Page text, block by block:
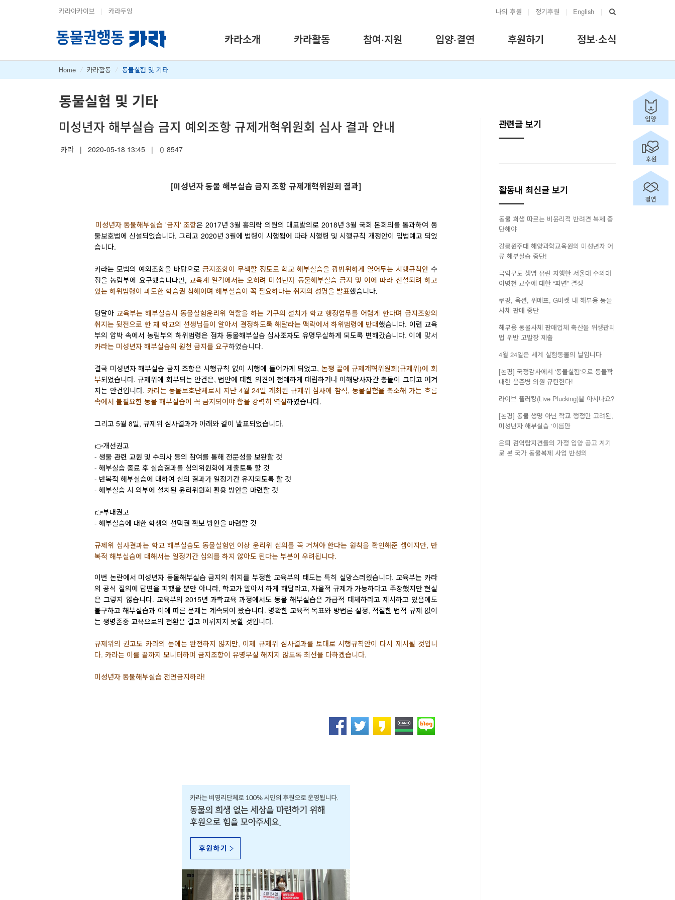
카라아카이브 | 카라두잉 나의 후원 | 정기후원 | English |
카라소개 카라활동 참여·지원 입양·결연 후원하기 정보·소식
Home / 카라활동 / 동물실험 및 기타
동물실험 및 기타
미성년자 해부실습 금지 예외조항 규제개혁위원회 심사 결과 안내
카라 | 2020-05-18 13:45 | 8547
[미성년자 동물 해부실습 금지 조항 규제개혁위원회 결과]
미성년자 동물해부실습 '금지' 조항은 2017년 3월 홍의락 의원의 대표발의로 2018년 3월 국회 본회의를 통과하여 동
물보호법에 신설되었습니다. 그리고 2020년 3월에 법령이 시행됨에 따라 시행령 및 시행규칙 개정안이 입법예고 되었
습니다.
카라는 모법의 예외조항을 바탕으로 금지조항이 무색할 정도로 학교 해부실습을 광범위하게 열어두는 시행규칙안수
정을 농림부에 요구했습니다만, 교육계 일각에서는 오히려 미성년자 동물해부실습 금지 및 이에 따라 신설되려 하고
있는 하위법령이 과도한 학습권 침해이며 해부실습이 꼭 필요하다는 취지의 성명을 발표했습니다.
덩달아 교육부는 해부실습시 동물실험윤리위 역할을 하는 기구의 설치가 학교 행정업무를 어렵게 한다며 금지조항의
취지는 뒷전으로 한 채 학교의 선생님들이 알아서 결정하도록 해달라는 맥락에서 하위법령에 반대했습니다. 이런 교육
부의 압박 속에서 농림부의 하위법령은 점차 동물해부실습 심사조차도 유명무실하게 되도록 변해갔습니다. 이에 맞서
카라는 미성년자 해부실습의 원천 금지를 요구하였습니다.
결국 미성년자 해부실습 금지 조항은 시행규칙 없이 시행에 들어가게 되었고, 논쟁 끝에 규제개혁위원회(규제위)에 회
부되었습니다. 규제위에 회부되는 안건은, 법안에 대한 의견이 첨예하게 대립하거나 이해당사자간 충돌이 크다고 여겨
지는 안건입니다. 카라는 동물보호단체로서 지난 4월 24일 개최된 규제위 심사에 참석, 동물실험을 축소해 가는 흐름
속에서 불필요한 동물 해부실습이 꼭 금지되어야 함을 강력히 역설하였습니다.
그리고 5월 8일, 규제위 심사결과가 아래와 같이 발표되었습니다.
👉개선권고
- 생물 관련 교원 및 수의사 등의 참여를 통해 전문성을 보완할 것
- 해부실습 종료 후 실습결과를 심의위원회에 제출토록 할 것
- 반복적 해부실습에 대하여 심의 결과가 일정기간 유지되도록 할 것
- 해부실습 시 외부에 설치된 윤리위원회 활용 방안을 마련할 것
👉부대권고
- 해부실습에 대한 학생의 선택권 확보 방안을 마련할 것
규제위 심사결과는 학교 해부실습도 동물실험인 이상 윤리위 심의를 꼭 거쳐야 한다는 원칙을 확인해준 셈이지만, 반
복적 해부실습에 대해서는 일정기간 심의를 하지 않아도 된다는 부분이 우려됩니다.
이번 논란에서 미성년자 동물해부실습 금지의 취지를 부정한 교육부의 태도는 특히 실망스러웠습니다. 교육부는 카라
의 공식 질의에 답변을 피했을 뿐만 아니라, 학교가 알아서 하게 해달라고, 자율적 규제가 가능하다고 주장했지만 현실
은 그렇지 않습니다. 교육부의 2015년 과학교육 과정에서도 동물 해부실습은 가급적 대체하라고 제시하고 있음에도
불구하고 해부실습과 이에 따른 문제는 계속되어 왔습니다. 명확한 교육적 목표와 방법론 설정, 적절한 법적 규제 없이
는 생명존중 교육으로의 전환은 결코 이뤄지지 못할 것입니다.
규제위의 권고도 카라의 눈에는 완전하지 않지만, 이제 규제위 심사결과를 토대로 시행규칙안이 다시 제시될 것입니
다. 카라는 이를 끝까지 모니터하며 금지조항이 유명무실 해지지 않도록 최선을 다하겠습니다.
미성년자 동물해부실습 전면금지하라!
관련글 보기
활동내 최신글 보기
동물 희생 따르는 비윤리적 반려견 복제 중
단해야
강릉원주대 해양과학교육원의 미성년자 어
류 해부실습 중단!
극악무도 생명 유린 자행한 서울대 수의대
이병천 교수에 대한 “파면” 결정
쿠팡, 옥션, 위메프, G마켓 내 해부용 동물
사체 판매 중단
해부용 동물사체 판매업체 축산물 위생관리
법 위반 고발장 제출
4월 24일은 세계 실험동물의 날입니다
[논평] 국정감사에서 '동물실험'으로 동물학
대한 윤준병 의원 규탄한다!
라이브 플러킹(Live Plucking)을 아시나요?
[논평] 동물 생명 아닌 학교 행정만 고려된,
미성년자 해부실습 ‘이름만
은퇴 검역탐지견들의 가정 입양 공고 계기
로 본 국가 동물복제 사업 반성의